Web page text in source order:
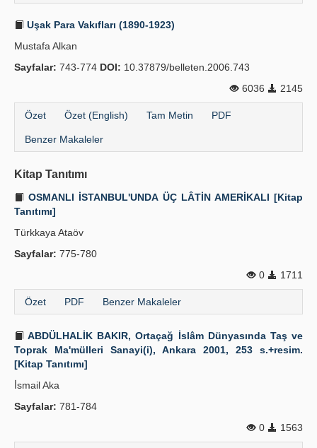
Uşak Para Vakıfları (1890-1923)
Mustafa Alkan
Sayfalar: 743-774 DOI: 10.37879/belleten.2006.743
6036
2145
Özet Özet (English) Tam Metin PDF
Benzer Makaleler
Kitap Tanıtımı
OSMANLI İSTANBUL'UNDA ÜÇ LÂTİN AMERİKALI [Kitap
Tanıtımı]
Türkkaya Ataöv
Sayfalar: 775-780
0
1711
Özet PDF Benzer Makaleler
ABDÜLHALİK BAKIR, Ortaçağ İslâm Dünyasında Taş ve
Toprak Ma'mülleri Sanayi(i), Ankara 2001, 253 s.+resim.
[Kitap Tanıtımı]
İ̇smail Aka
Sayfalar: 781-784
0
1563